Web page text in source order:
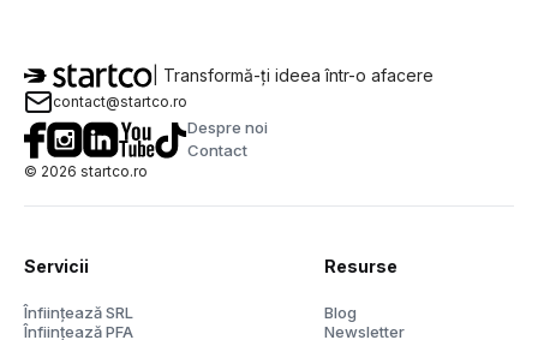
| Transformă-ți ideea într-o afacere
contact@startco.ro
Despre noi
Contact
© 2026 startco.ro
Servicii
Înființează SRL
Înființează PFA
Resurse
Blog
Newsletter